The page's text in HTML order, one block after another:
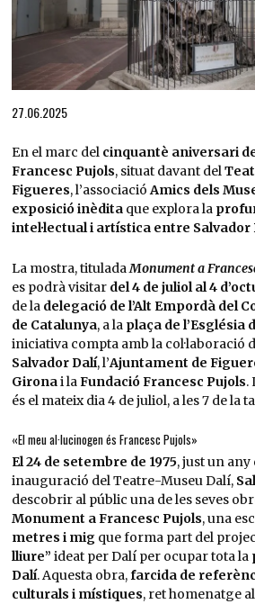
27.06.2025
En el marc del cinquantè aniversari
Francesc Pujols, situat davant del
Figueres, l’associacióAmics dels
exposició inèditaque explora la
intel·lectual i artística entre
La mostra, tituladaMonument a
es podrà visitar del 4 de juliol al 4
de la delegació de l’Alt Empordà del
de Catalunya, a la plaça de l’Església
iniciativa compta amb la col·laboració
Salvador Dalí, l’Ajuntament de
Gironai laFundació Francesc Pujols.
és el mateix dia 4 de juliol, a les 7 de la
«El meu al·lucinogen és Francesc Pujols»
El 24 de setembre de 1975, just un any
inauguració del Teatre-Museu Dalí,
descobrir al públic una de les seves
Monument a Francesc Pujols, una
metres i migque forma part del
lliure” ideat per Dalí per ocupar tota la
Dalí. Aquesta obra,farcida de
culturals i místiques, ret homenatge al